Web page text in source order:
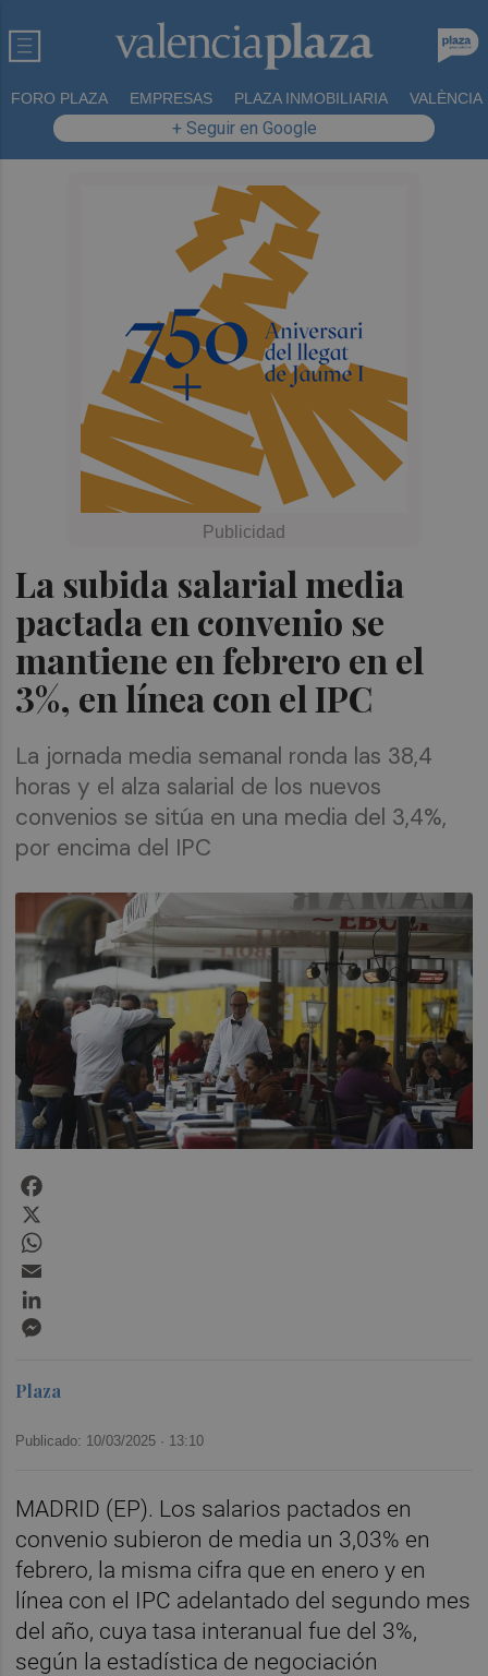
FORO PLAZA EMPRESAS PLAZA INMOBILIARIA VALÈNCIA
+ Seguir en Google
La subida salarial media
pactada en convenio se
mantiene en febrero en el
3%, en línea con el IPC
La jornada media semanal ronda las 38,4
horas y el alza salarial de los nuevos
convenios se sitúa en una media del 3,4%,
por encima del IPC
Plaza
Publicado: 10/03/2025 · 13:10
MADRID (EP). Los salarios pactados en
convenio subieron de media un 3,03% en
febrero, la misma cifra que en enero y en
línea con el IPC adelantado del segundo mes
del año, cuya tasa interanual fue del 3%,
según la estadística de negociación